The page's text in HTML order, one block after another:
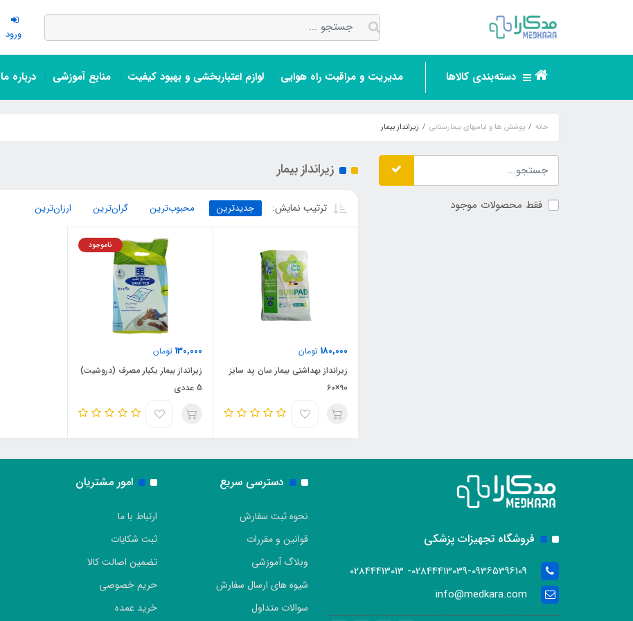
ورود
دسته‌بندی کالاها مدیریت و مراقبت راه هوایی لوازم اعتباربخشی و بهبود کیفیت منابع آموزشی درباره ما
خانه پوشش ها و لباسهای بیمارستانی زیرانداز بیمار
فقط محصولات موجود
زیرانداز بیمار
ترتیب نمایش: جدیدترین محبوب‌ترین گران‌ترین ارزان‌ترین
180,000 تومان
زیرانداز بهداشتی بیمار سان پد سایز
۹۰×۶۰
130,000 تومان
ناموجود
زیرانداز بیمار یکبار مصرف (دروشیت)
5 عددی
فروشگاه تجهیزات پزشکی
02844413039-09365396109- 02844413013
info@medkara.com
دسترسی سریع
نحوه ثبت سفارش
قوانین و مقررات
وبلاگ آموزشی
شیوه های ارسال سفارش
سوالات متداول
امور مشتریان
ارتباط با ما
ثبت شکایات
تضمین اصالت کالا
حریم خصوصی
خرید عمده